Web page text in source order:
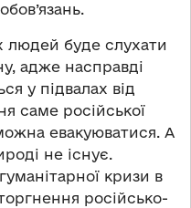
людей буде слухати
адже насправді
у підвалах від
саме російської
евакуюватися. А
не існує.
кризи в
російсько-